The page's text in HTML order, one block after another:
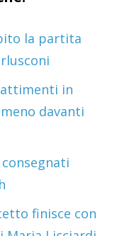
la partita
in
davanti
consegnati
finisce con